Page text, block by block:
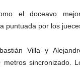
el doceavo
puntuada por los
Villa y
sincronizado.